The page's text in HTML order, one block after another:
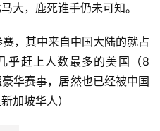
大，鹿死谁手仍未可知。
，其中来自中国大陆的就占
乎赶上人数最多的美国（8
华赛事，居然也已经被中国
加坡华人）